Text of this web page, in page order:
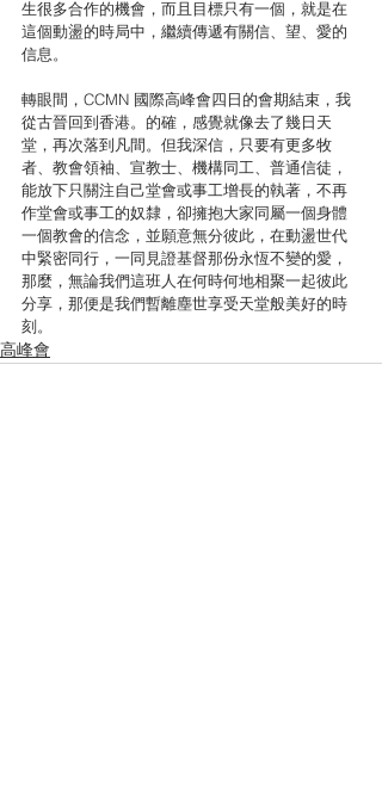
生很多合作的機會，而且目標只有一個，就是在
這個動盪的時局中，繼續傳遞有關信、望、愛的
信息。
轉眼間，CCMN 國際高峰會四日的會期結束，我
從古晉回到香港。的確，感覺就像去了幾日天
堂，再次落到凡間。但我深信，只要有更多牧
者、教會領袖、宣教士、機構同工、普通信徒，
能放下只關注自己堂會或事工增長的執著，不再
作堂會或事工的奴隸，卻擁抱大家同屬一個身體
一個教會的信念，並願意無分彼此，在動盪世代
中緊密同行，一同見證基督那份永恆不變的愛，
那麼，無論我們這班人在何時何地相聚一起彼此
分享，那便是我們暫離塵世享受天堂般美好的時
刻。
高峰會